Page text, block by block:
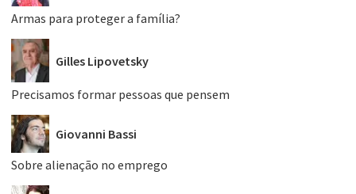
Armas para proteger a família?
Gilles Lipovetsky
Precisamos formar pessoas que pensem
Giovanni Bassi
Sobre alienação no emprego